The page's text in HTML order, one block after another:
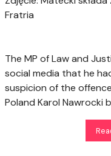
Fratria
The MP of Law and
social media that he
suspicion of the
Poland Karol Nawrocki